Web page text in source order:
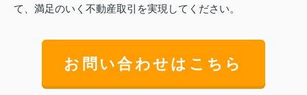
て、満足のいく不動産取引を実現してください。
お問い合わせはこちら